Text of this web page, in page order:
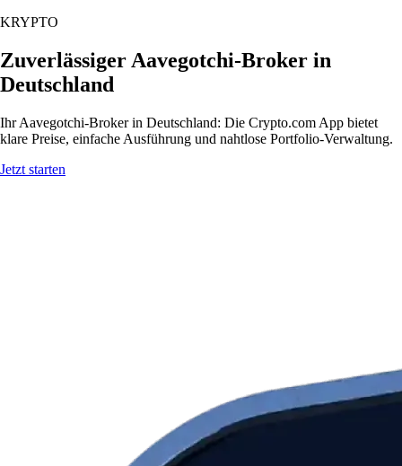
KRYPTO
Zuverlässiger Aavegotchi-Broker in
Deutschland
Ihr Aavegotchi-Broker in Deutschland: Die Crypto.com App bietet
klare Preise, einfache Ausführung und nahtlose Portfolio-Verwaltung.
Jetzt starten